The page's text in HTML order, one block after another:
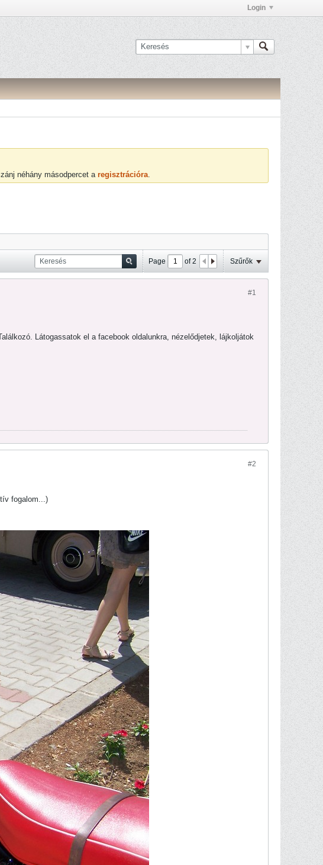
Login
néhány másodpercet a regisztrációra.
Page of2 Szűrők
#1
Látogassatok el a facebook oldalunkra, nézelődjetek, lájkoljátok
#2
fogalom...)